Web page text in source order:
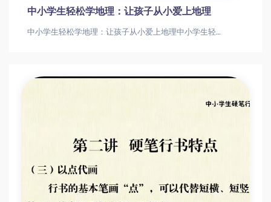
中小学生轻松学地理：让孩子从小爱上地理
中小学生轻松学地理：让孩子从小爱上地理中小学生轻松学地理：让孩子从小爱上地理